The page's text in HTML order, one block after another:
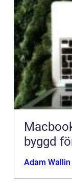
byggd
Adam Wallin